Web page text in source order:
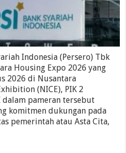
Indonesia (Persero) Tbk
Housing Expo 2026 yang
2026 di Nusantara
(NICE), PIK 2
dalam pameran tersebut
komitmen dukungan pada
pemerintah atau Asta Cita,